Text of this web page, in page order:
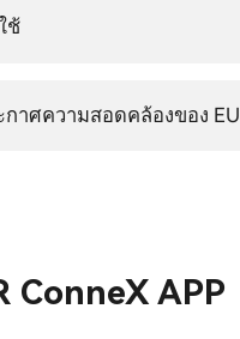
ช้
กาศความสอดคล้องของ EU
ConneX APP